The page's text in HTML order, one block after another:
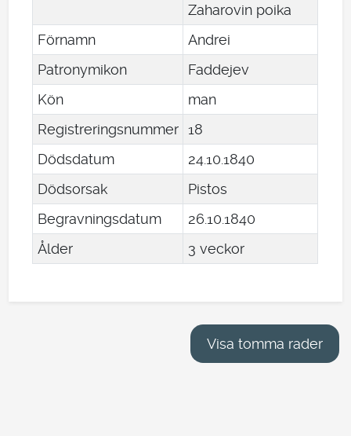
Zaharovin poika
Förnamn
Andrei
Patronymikon
Faddejev
Kön
man
Registreringsnummer 18
Dödsdatum
24.101840
Dödsorsak
Pistos
Begravningsdatum
26101840
Ålder
3 veckor
Visa tomma rader